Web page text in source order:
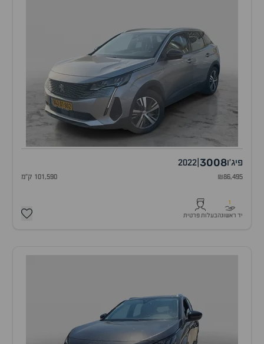
פיג'ו3008
2022
₪86,495 101,590 ק"מ
1
יד ראשונהבעלות פרטית